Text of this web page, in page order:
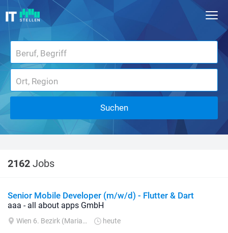
Suchen
2162 Jobs
Senior Mobile Developer (m/w/d) - Flutter & Dart
aaa - all about apps GmbH
Wien 6. Bezirk (Mariahilf) heute